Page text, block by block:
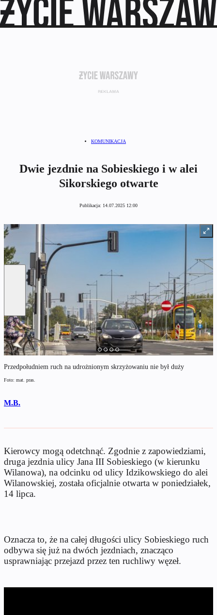
KOMUNIKACJA
Dwie jezdnie na Sobieskiego i w alei
Sikorskiego otwarte
Publikacja: 14.07.2025 12:00
Przedpołudniem ruch na udrożnionym skrzyżowaniu nie był duży
Foto: mat. pras.
M.B.
Kierowcy mogą odetchnąć. Zgodnie z zapowiedziami,
druga jezdnia ulicy Jana III Sobieskiego (w kierunku
Wilanowa), na odcinku od ulicy Idzikowskiego do alei
Wilanowskiej, została oficjalnie otwarta w poniedziałek,
14 lipca.
Oznacza to, że na całej długości ulicy Sobieskiego ruch
odbywa się już na dwóch jezdniach, znacząco
usprawniając przejazd przez ten ruchliwy węzeł.